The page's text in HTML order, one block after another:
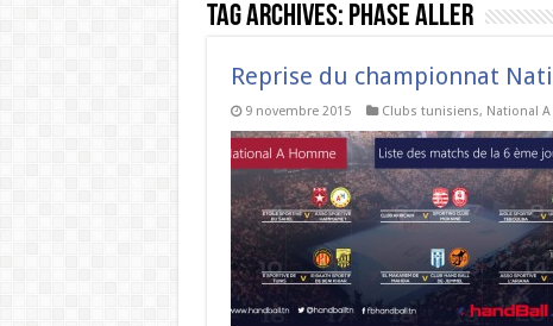
Tag Archives: phase aller
Reprise du championnat
9 novembre 2015 Clubs tunisiens, National